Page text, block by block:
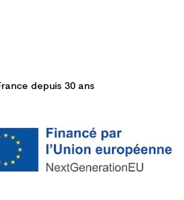
depuis 30 ans